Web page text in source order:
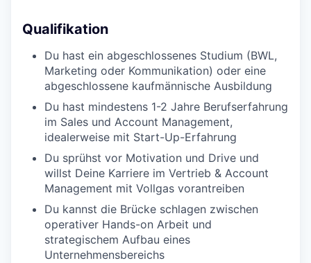
Qualifikation
Du hast ein abgeschlossenes Studium (BWL,
Marketing oder Kommunikation) oder eine
abgeschlossene kaufmännische Ausbildung
Du hast mindestens 1-2 Jahre Berufserfahrung
im Sales und Account Management,
idealerweise mit Start-Up-Erfahrung
Du sprühst vor Motivation und Drive und
willst Deine Karriere im Vertrieb & Account
Management mit Vollgas vorantreiben
Du kannst die Brücke schlagen zwischen
operativer Hands-on Arbeit und
strategischem Aufbau eines
Unternehmensbereichs